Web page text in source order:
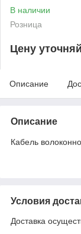
В наличии
Розница
Цену
Описание
Описание
Кабель
Условия
Доставка